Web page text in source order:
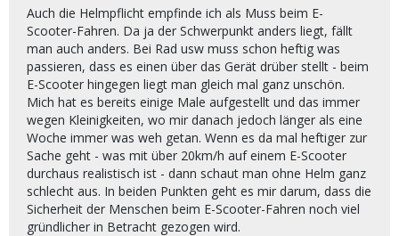
So wie sich bei uns in Österreich eine „Radlobby.at“
mit total guten und wichtigen Input‘s gebildet hat,
sollte sich auch eine „AustrianScooterLobby“
bilden.
Ich würd dabei sein!
Auch die Helmpflicht empfinde ich als Muss beim E-
Scooter-Fahren. Da ja der Schwerpunkt anders liegt, fällt
man auch anders. Bei Rad usw muss schon heftig was
passieren, dass es einen über das Gerät drüber stellt - beim
E-Scooter hingegen liegt man gleich mal ganz unschön.
Mich hat es bereits einige Male aufgestellt und das immer
wegen Kleinigkeiten, wo mir danach jedoch länger als eine
Woche immer was weh getan. Wenn es da mal heftiger zur
Sache geht - was mit über 20km/h auf einem E-Scooter
durchaus realistisch ist - dann schaut man ohne Helm ganz
schlecht aus. In beiden Punkten geht es mir darum, dass die
Sicherheit der Menschen beim E-Scooter-Fahren noch viel
gründlicher in Betracht gezogen wird.